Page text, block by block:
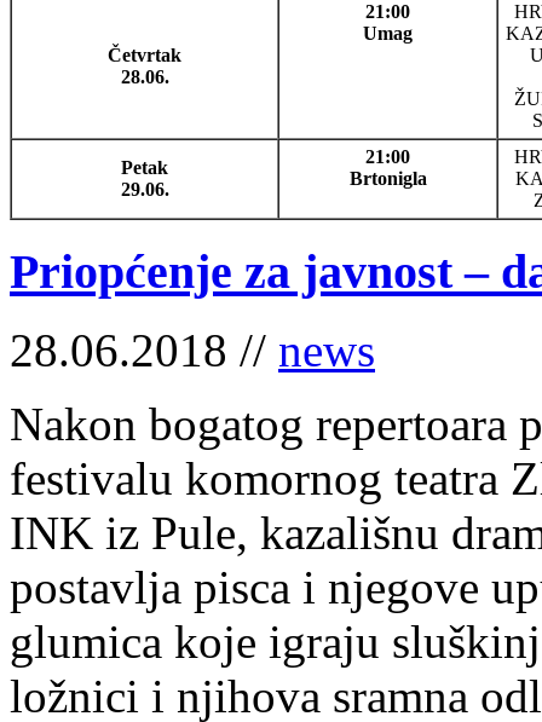
Četvrtak
28.06.
21:00
Umag
Petak
29.06.
21:00
Brtonigla
Priopćenje za javnost –
28.06.2018 // news
Nakon bogatog repertoara
festivalu komornog teatra
INK iz Pule, kazališnu
postavlja pisca i njegove
glumica koje igraju
ložnici i njihova sramna